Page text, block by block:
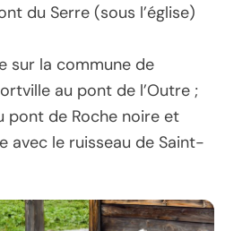
du Serre (sous l’église)
sur la commune de
au pont de l’Outre ;
pont de Roche noire et
avec le ruisseau de Saint-